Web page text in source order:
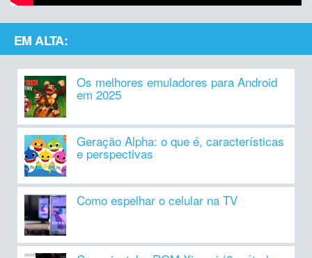
EM ALTA:
Os melhores emuladores para Android
em 2025
Geração Alpha: o que é, características
e perspectivas
Como espelhar o celular na TV